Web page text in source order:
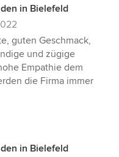
in Bielefeld
guten Geschmack,
und zügige
Empathie dem
die Firma immer
in Bielefeld